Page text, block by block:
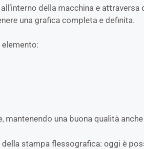
della macchina e
una grafica completa e definita.
una buona qualità
stampa flessografica: oggi è